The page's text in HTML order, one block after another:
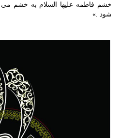
خشم فاطمه علیها السلام به خشم
شود .»